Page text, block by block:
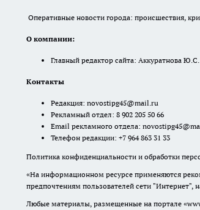
Оперативные новости города: происшествия,
О компании:
Главный редактор сайта: Аккуратнова Ю.С.
Контакты
Редакция: novostipg45@mail.ru
Рекламный отдел: 8 902 205 50 66
Email рекламного отдела:
Телефон редакции: +7 964 863 31 33
Политика конфиденциальности и обработки
«На информационном ресурсе применяются
предпочтениям пользователей сети "Интернет",
Любые материалы, размещенные на портале